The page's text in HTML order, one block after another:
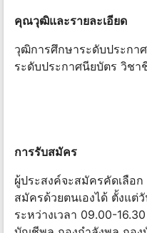
คุณวุฒิและรายละเอียด
วุฒิการศึกษาระดับประกา
ระดับประกาศนียบัตร วิช
การรับสมัคร
ผู้ประสงค์จะสมัครคัดเลือ
สมัครด้วยตนเองได้ ตั้งแ
ระหว่างเวลา 09.00-